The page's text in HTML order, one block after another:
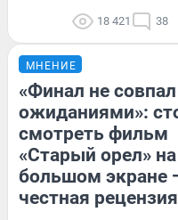
18 421 38
МНЕНИЕ
«Финал не
ожиданиями»:
смотреть фильм
«Старый орел» на
большом экране
честная рецензия